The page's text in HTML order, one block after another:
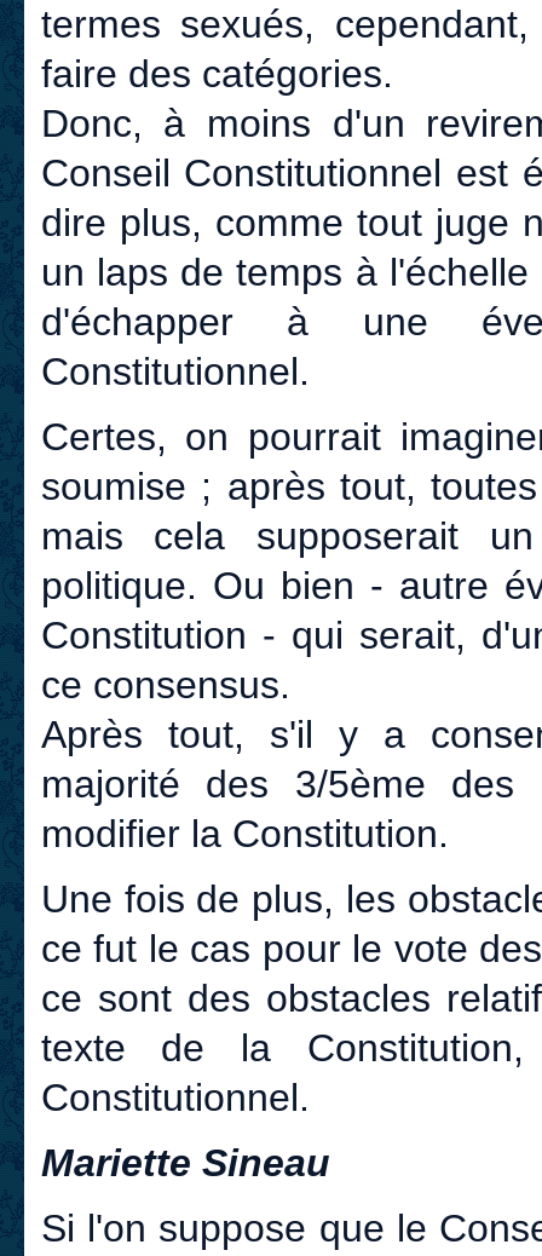
termes sexués,
faire des catégories.
Donc, à moins d'un
Conseil Constitutionnel est
dire plus, comme tout juge
un laps de temps à
d'échapper à une
Constitutionnel.
Certes, on pourrait
soumise ; après tout,
mais cela supposerait
politique. Ou bien - autre
Constitution - qui serait,
ce consensus.
Après tout, s'il y a
majorité des 3/5ème des
modifier la Constitution.
Une fois de plus, les
ce fut le cas pour le vote
ce sont des obstacles
texte de la
Constitutionnel.
Mariette Sineau
Si l'on suppose que le